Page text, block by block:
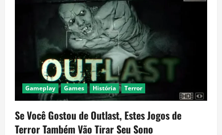
Gameplay Games História Terror
Se Você Gostou de Outlast, Estes Jogos de
Terror Também Vão Tirar Seu Sono